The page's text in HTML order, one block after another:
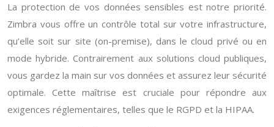
La protection de vos données sensibles est notre priorité.
Zimbra vous offre un contrôle total sur votre infrastructure,
qu’elle soit sur site (on-premise), dans le cloud privé ou en
mode hybride. Contrairement aux solutions cloud publiques,
vous gardez la main sur vos données et assurez leur sécurité
optimale. Cette maîtrise est cruciale pour répondre aux
exigences réglementaires, telles que le RGPD et la HIPAA.